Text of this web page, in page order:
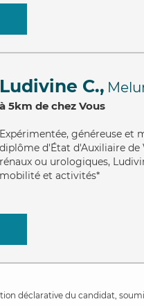
Ludivine C.,
à 5km de chez Vous
Expérimentée, généreuse et
diplôme d'État d'Auxiliaire de
rénaux ou urologiques,
mobilité et activités*
déclarative du candidat,